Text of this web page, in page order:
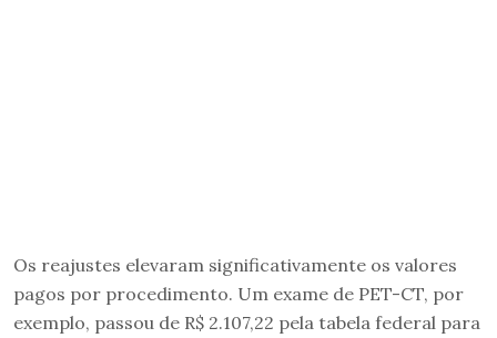
Os reajustes elevaram significativamente os valores
pagos por procedimento. Um exame de PET-CT, por
exemplo, passou de R$ 2.107,22 pela tabela federal para